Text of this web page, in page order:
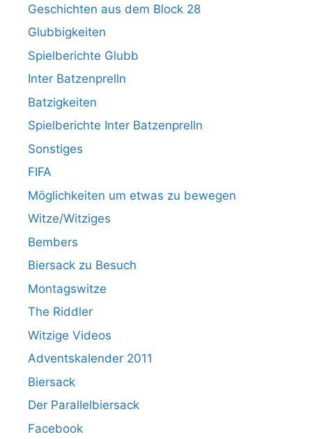
Geschichten aus dem Block 28
Glubbigkeiten
Spielberichte Glubb
Inter Batzenprelln
Batzigkeiten
Spielberichte Inter Batzenprelln
Sonstiges
FIFA
Möglichkeiten um etwas zu bewegen
Witze/Witziges
Bembers
Biersack zu Besuch
Montagswitze
The Riddler
Witzige Videos
Adventskalender 2011
Biersack
Der Parallelbiersack
Facebook